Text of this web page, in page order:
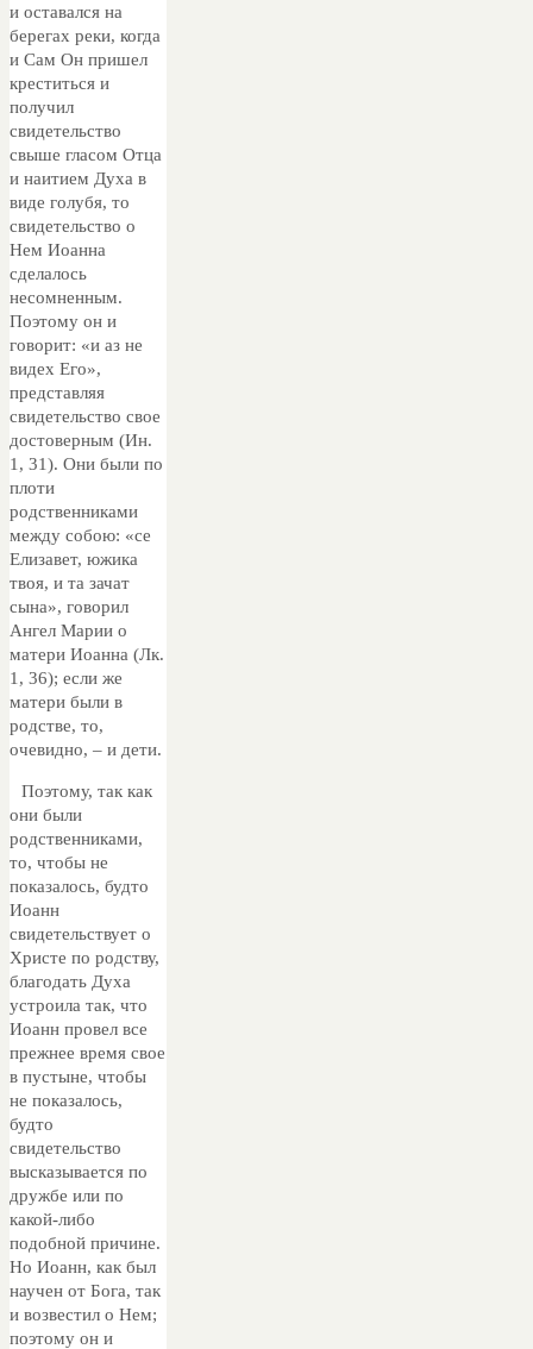
и оставался на
берегах реки, когда
и Сам Он пришел
креститься и
получил
свидетельство
свыше гласом Отца
и наитием Духа в
виде голубя, то
свидетельство о
Нем Иоанна
сделалось
несомненным.
Поэтому он и
говорит: «и аз не
видех Его»,
представляя
свидетельство свое
достоверным (Ин.
1, 31). Они были по
плоти
родственниками
между собою: «се
Елизавет, южика
твоя, и та зачат
сына», говорил
Ангел Марии о
матери Иоанна (Лк.
1, 36); если же
матери были в
родстве, то,
очевидно, – и дети.
Поэтому, так как
они были
родственниками,
то, чтобы не
показалось, будто
Иоанн
свидетельствует о
Христе по родству,
благодать Духа
устроила так, что
Иоанн провел все
прежнее время свое
в пустыне, чтобы
не показалось,
будто
свидетельство
высказывается по
дружбе или по
какой-либо
подобной причине.
Но Иоанн, как был
научен от Бога, так
и возвестил о Нем;
поэтому он и